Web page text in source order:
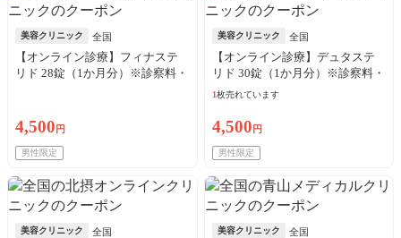
美容クリニック 全国
【オンライン診療】フィナステ
リド 28錠（1か月分）※診察料・
4,500 円
男性限定
美容クリニック 全国
【オンライン診療】デュタステ
リド 30錠（1か月分）※診察料・
送料込／来院歴問わず購入可
1枚売れています
4,500 円
男性限定
美容クリニック 全国 美容クリニック 全国